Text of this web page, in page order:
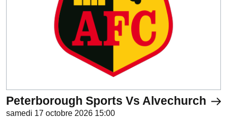
Peterborough Sports Vs Alvechurch
samedi 17 octobre 2026 15:00